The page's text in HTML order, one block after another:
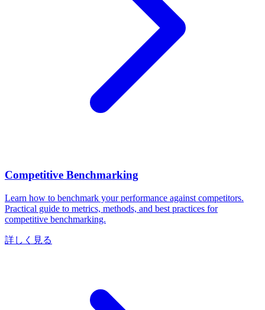
Competitive Benchmarking
Learn how to benchmark your performance against competitors.
Practical guide to metrics, methods, and best practices for
competitive benchmarking.
詳しく見る